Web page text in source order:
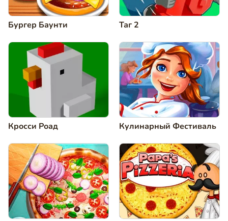
Бургер Баунти Таг 2
Кросси Роад Кулинарный Фестиваль